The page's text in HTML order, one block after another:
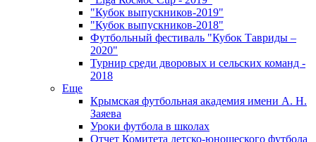
"Кубок выпускников-2019"
"Кубок выпускников-2018"
Футбольный фестиваль "Кубок Тавриды –
2020"
Турнир среди дворовых и сельских команд -
2018
Еще
Крымская футбольная академия имени А. Н.
Заяева
Уроки футбола в школах
Отчет Комитета детско-юношеского футбола